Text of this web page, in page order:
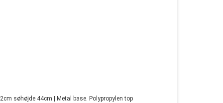
søhøjde 44cm | Metal base. Polypropylen top